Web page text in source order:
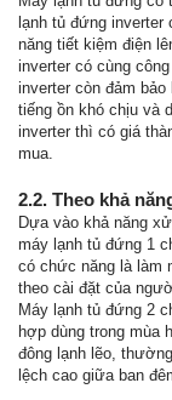
lạnh tủ đứng
năng tiết kiệm điện
inverter có cùng
inverter còn đảm
tiếng ồn khó chịu và
inverter thì có giá
mua.
2.2. Theo khả
Dựa vào khả năng
máy lạnh tủ đứng 1
có chức năng là làm
theo cài đặt của
Máy lạnh tủ đứng 2
hợp dùng trong mùa
đông lạnh lẽo,
lệch cao giữa ban